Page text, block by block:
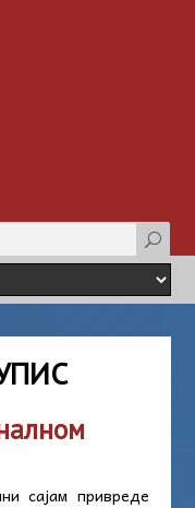
сајам привреде